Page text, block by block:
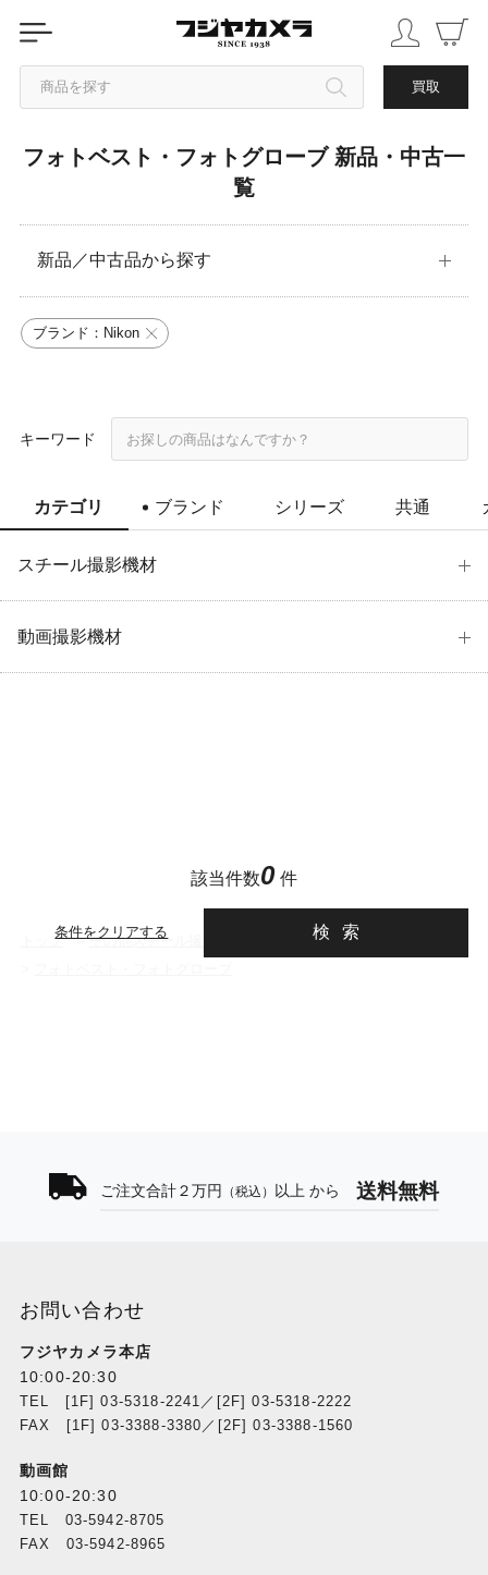
商品を探す 買取
カテゴリから探す
中古品を探す
フォトベスト・フォトグローブ 新品・中古一
覧
新品／中古品から探す
ブランド：Nikon
キーワード
カテゴリ ブランド シリーズ 共通
スチール撮影機材
動画撮影機材
該当件数0 件
検索
条件をクリアする
トップ >その他スチール撮影用品
ご注文合計２万円 （税込） 以上 から 送料無料
お問い合わせ
フジヤカメラ本店
10:00-20:30
TEL [1F] 03-5318-2241／[2F] 03-5318-2222
FAX [1F] 03-3388-3380／[2F] 03-3388-1560
動画館
10:00-20:30
TEL 03-5942-8705
FAX 03-5942-8965